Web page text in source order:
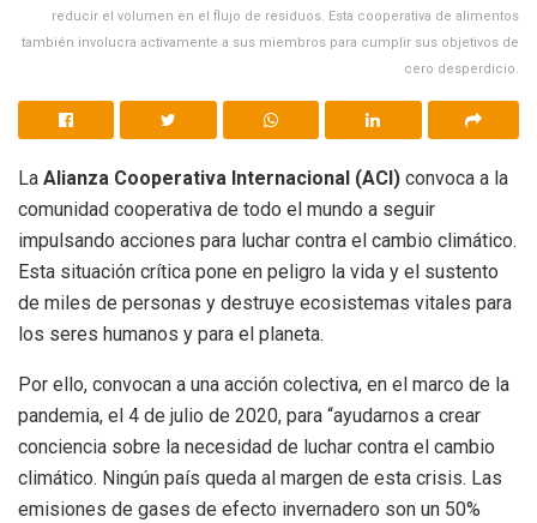
reducir el volumen en el flujo de residuos. Esta cooperativa de alimentos
también involucra activamente a sus miembros para cumplir sus objetivos de
cero desperdicio.
La Alianza Cooperativa Internacional (ACI) convoca a la
comunidad cooperativa de todo el mundo a seguir
impulsando acciones para luchar contra el cambio climático.
Esta situación crítica pone en peligro la vida y el sustento
de miles de personas y destruye ecosistemas vitales para
los seres humanos y para el planeta.
Por ello, convocan a una acción colectiva, en el marco de la
pandemia, el 4 de julio de 2020, para “ayudarnos a crear
conciencia sobre la necesidad de luchar contra el cambio
climático. Ningún país queda al margen de esta crisis. Las
emisiones de gases de efecto invernadero son un 50%